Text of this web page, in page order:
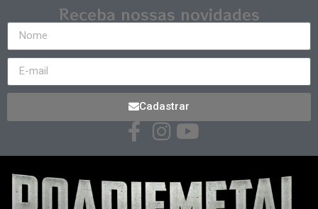
Receba nossas novidades
Cadastrar